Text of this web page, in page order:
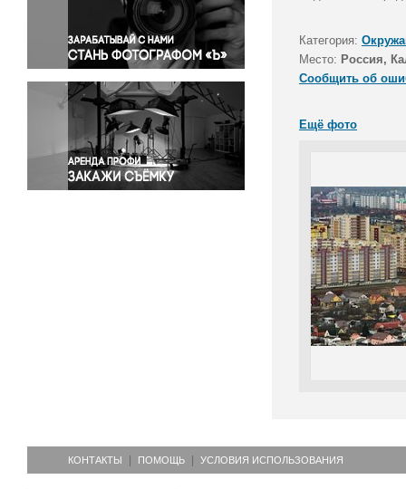
Правосудие
Происшествия и конфликты
Религия
Светская жизнь
Спорт
Экология
Экономика и бизнес
Категория:
Место: Россия,
Сообщить об
Ещё фото
КОНТАКТЫ ПОМОЩЬ УСЛОВИЯ ИСПОЛЬЗОВАНИЯ